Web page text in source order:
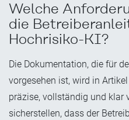
Welche
die
Hochrisiko-KI?
Die Dokumentation, die für
vorgesehen ist, wird in
präzise, vollständig und klar
sicherstellen, dass der